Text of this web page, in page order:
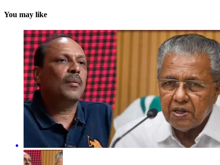
You may like